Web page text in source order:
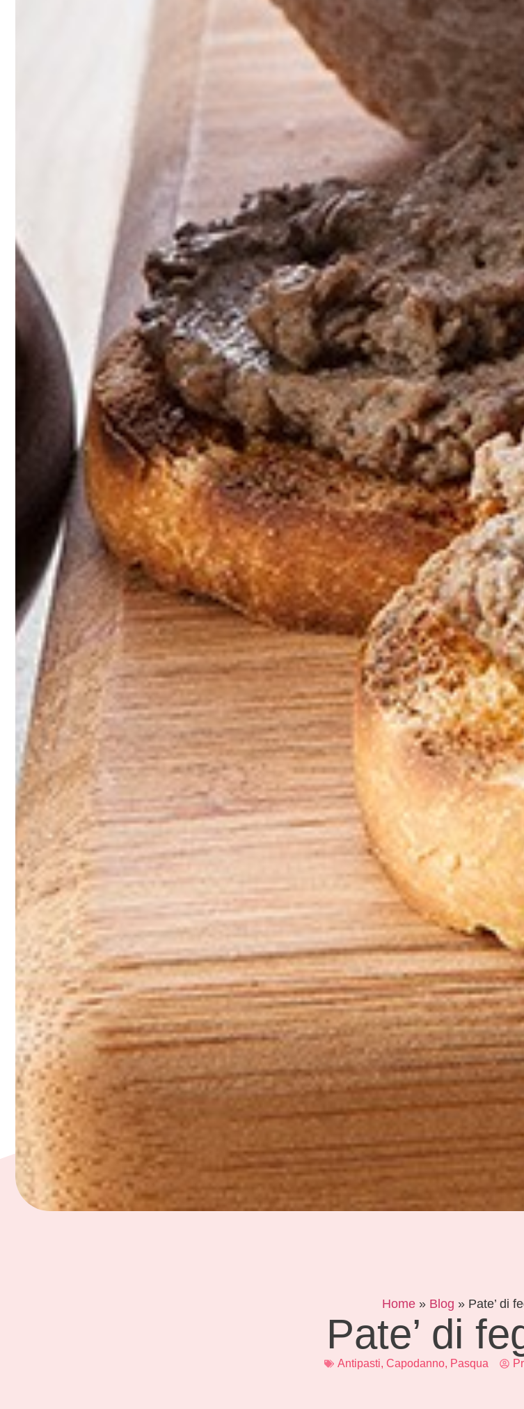
Home » Blog » Pate’ di
Pate’ di
Antipasti, Capodanno, Pasqua